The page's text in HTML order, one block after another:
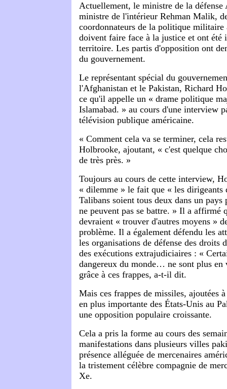
Actuellement, le ministre de la
ministre de l'intérieur Rehman Malik,
coordonnateurs de la politique militaire
doivent faire face à la justice et ont été
territoire. Les partis d'opposition ont
du gouvernement.
Le représentant spécial du
l'Afghanistan et le Pakistan, Richard
ce qu'il appelle un « drame politique
Islamabad. » au cours d'une interview
télévision publique américaine.
« Comment cela va se terminer, cela
Holbrooke, ajoutant, « c'est quelque
de très près. »
Toujours au cours de cette interview,
« dilemme » le fait que « les dirigeants
Talibans soient tous deux dans un pays
ne peuvent pas se battre. » Il a affirmé
devraient « trouver d'autres moyens »
problème. Il a également défendu les
les organisations de défense des droits
des exécutions extrajudiciaires : «
dangereux du monde… ne sont plus en
grâce à ces frappes, a-t-il dit.
Mais ces frappes de missiles, ajoutées
en plus importante des États-Unis au
une opposition populaire croissante.
Cela a pris la forme au cours des
manifestations dans plusieurs villes
présence alléguée de mercenaires
la tristement célèbre compagnie de
Xe.